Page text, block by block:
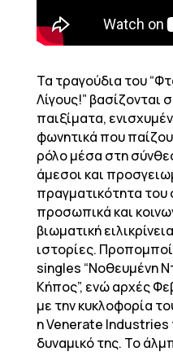
Τα τραγούδια του
Λίγους!” βασίζονται
παιξίματα,
φωνητικά που
ρόλο μέσα στη
άμεσοι και
πραγματικότητα του
προσωπικά και
βιωματική
ιστορίες.
singles “Νοθευμένη
Κήπος”, ενώ αρχές
με την κυκλοφορία
η Venerate
δυναμικό της. Το